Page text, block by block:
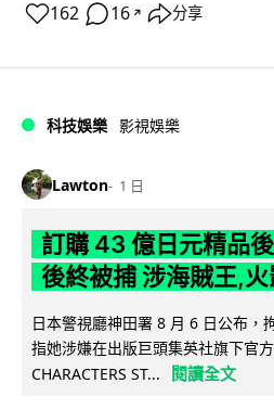
162 16 ↗ 分享
科技娛樂 影視娛樂
Lawton 1 日
訂購 43 億日元精品
後終被捕 涉海賊王,
日本警視廳神田署 8 月 6 日公布，
指她涉嫌在出版巨頭集英社旗下官
CHARACTERS ST...
閱讀全文